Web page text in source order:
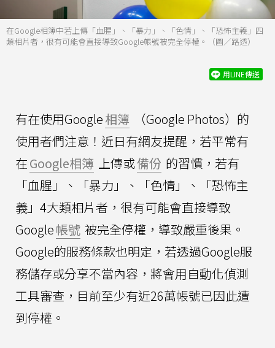
在Google相簿中若上傳「血腥」、「暴力」、「色情」、「恐怖主義」四
類相片者，很有可能會直接導致Google帳號被完全停權。（圖／路透）
用LINE傳送
有在使用Google相簿
（Google Photos）的
使用者們注意！近日有網友提醒，若平常有
在Google相簿 上傳或備份 的習慣，若有
「血腥」、「暴力」、「色情」、「恐怖主
義」4大類相片者，很有可能會直接導致
Google帳號 被完全停權，導致嚴重後果。
Google的服務條款也明定，若透過Google服
務儲存或分享不當內容，將會用自動化偵測
工具審查，目前至少有近26萬帳號已因此遭
到停權。